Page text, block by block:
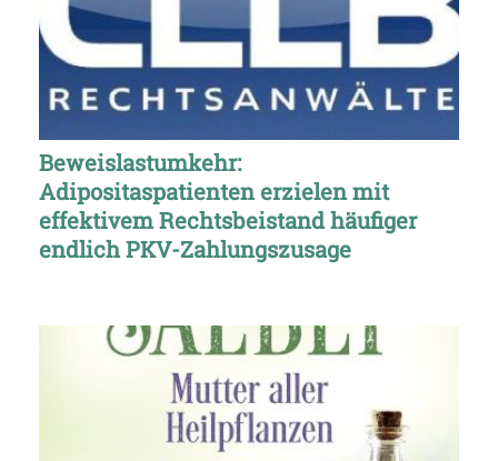
Beweislastumkehr:
Adipositaspatienten erzielen mit
effektivem Rechtsbeistand häufiger
endlich PKV-Zahlungszusage